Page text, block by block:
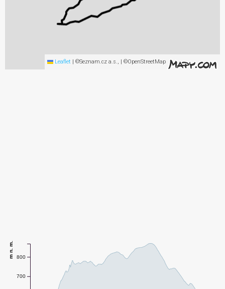
Leaflet | ©Seznam.cz a.s., | ©OpenStreetMap
700
800
m n. m.